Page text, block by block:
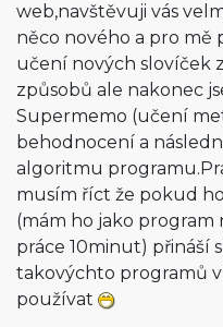
web,navštěvuji vás
něco nového a pro mě
učení nových slovíček
způsobů ale nakonec
Supermemo (učení
behodnocení a
algoritmu
musím říct že pokud
(mám ho jako program
práce 10minut) přináší
takovýchto programů
používat